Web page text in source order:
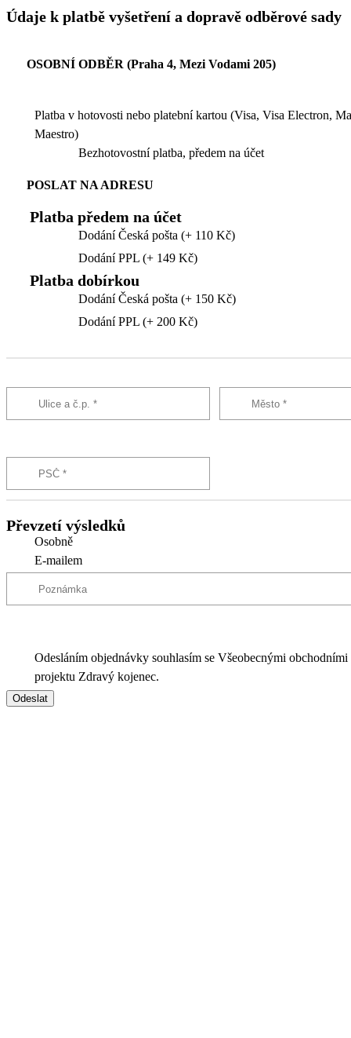
Údaje k platbě vyšetření a dopravě odběrové sady
OSOBNÍ ODBĚR (Praha 4, Mezi Vodami 205)
Platba v hotovosti nebo platební kartou (Visa, Visa Electron,
Maestro)
Bezhotovostní platba, předem na účet
POSLAT NA ADRESU
Platba předem na účet
Dodání Česká pošta (+ 110 Kč)
Dodání PPL (+ 149 Kč)
Platba dobírkou
Dodání Česká pošta (+ 150 Kč)
Dodání PPL (+ 200 Kč)
Převzetí výsledků
Osobně
E-mailem
Odesláním objednávky souhlasím se Všeobecnými
projektu Zdravý kojenec.